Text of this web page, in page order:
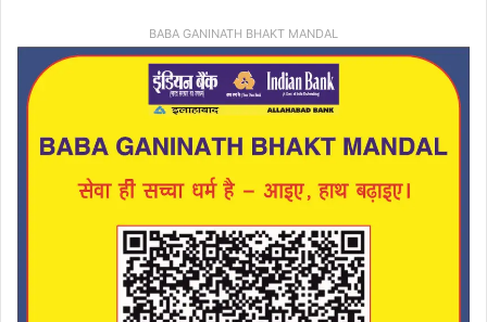
BABA GANINATH BHAKT MANDAL